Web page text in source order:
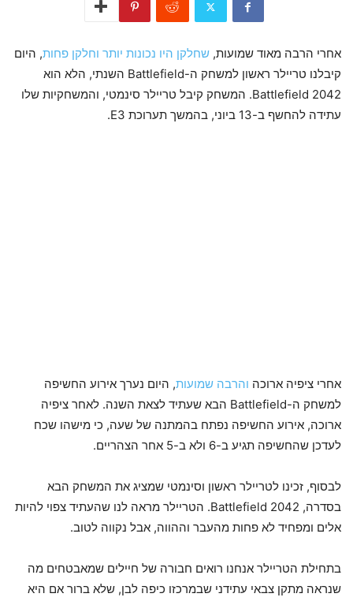
אחרי הרבה מאוד שמועות, שחלקן היו נכונות יותר וחלקן פחות, היום
קיבלנו טריילר ראשון למשחק ה-Battlefield השנתי, הלא הוא
Battlefield 2042. המשחק קיבל טריילר סינמטי, והמשחקיות שלו
עתידה להחשף ב-13 ביוני, בהמשך תערוכת E3.
אחרי ציפיה ארוכה והרבה שמועות, היום נערך אירוע החשיפה
למשחק ה-Battlefield הבא שעתיד לצאת השנה. לאחר ציפיה
ארוכה, אירוע החשיפה נפתח בהמתנה של שעה, כי מישהו שכח
לעדכן שהחשיפה תגיע ב-6 ולא ב-5 אחר הצהריים.
לבסוף, זכינו לטריילר ראשון וסינמטי שמציג את המשחק הבא
בסדרה, Battlefield 2042. הטריילר מראה לנו שהעתיד צפוי להיות
אלים ומפחיד לא פחות מהעבר וההווה, אבל נקווה לטוב.
בתחילת הטריילר אנחנו רואים חבורה של חיילים שמאבטחים מה
שנראה מתקן צבאי עתידני שבמרכזו כיפה לבן, שלא ברור אם היא